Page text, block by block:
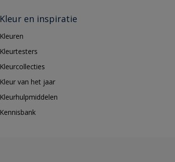
Kleur en inspiratie
Kleuren
Kleurtesters
Kleurcollecties
Kleur van het jaar
Kleurhulpmiddelen
Kennisbank